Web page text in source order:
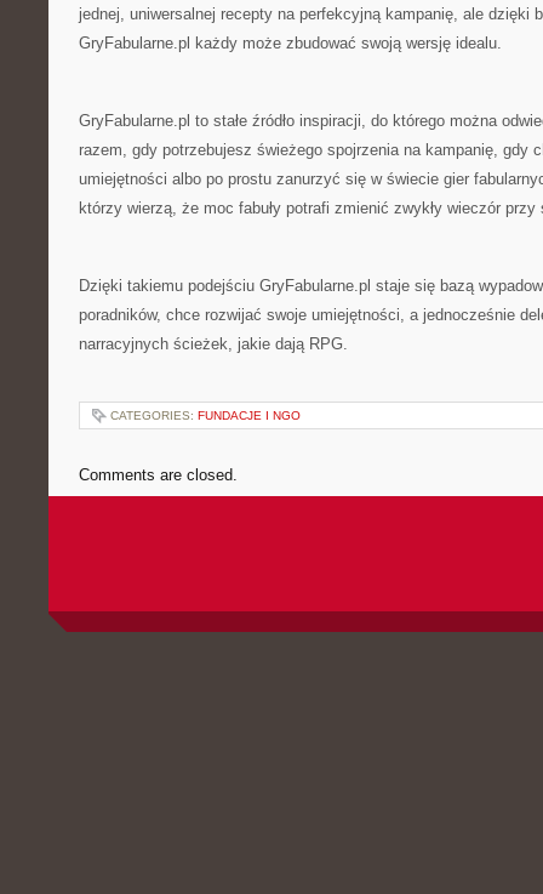
jednej, uniwersalnej recepty na perfekcyjną kampanię, ale dzięki
GryFabularne.pl każdy może zbudować swoją wersję idealu.
GryFabularne.pl to stałe źródło inspiracji, do którego można
razem, gdy potrzebujesz świeżego spojrzenia na kampanię, gdy
umiejętności albo po prostu zanurzyć się w świecie gier
którzy wierzą, że moc fabuły potrafi zmienić zwykły wieczór
Dzięki takiemu podejściu GryFabularne.pl staje się bazą
poradników, chce rozwijać swoje umiejętności, a jednocześnie
narracyjnych ścieżek, jakie dają RPG.
CATEGORIES: FUNDACJE I NGO
Comments are closed.